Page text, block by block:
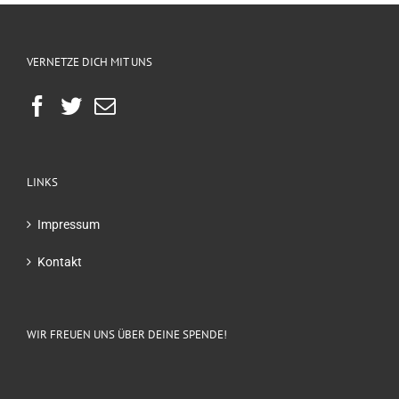
VERNETZE DICH MIT UNS
LINKS
Impressum
Kontakt
WIR FREUEN UNS ÜBER DEINE SPENDE!